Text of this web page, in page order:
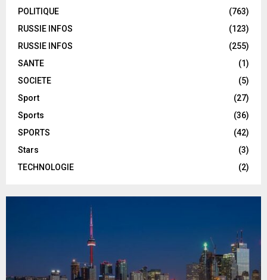
POLITIQUE
(763)
RUSSIE INFOS
(123)
RUSSIE INFOS
(255)
SANTE
(1)
SOCIETE
(5)
Sport
(27)
Sports
(36)
SPORTS
(42)
Stars
(3)
TECHNOLOGIE
(2)